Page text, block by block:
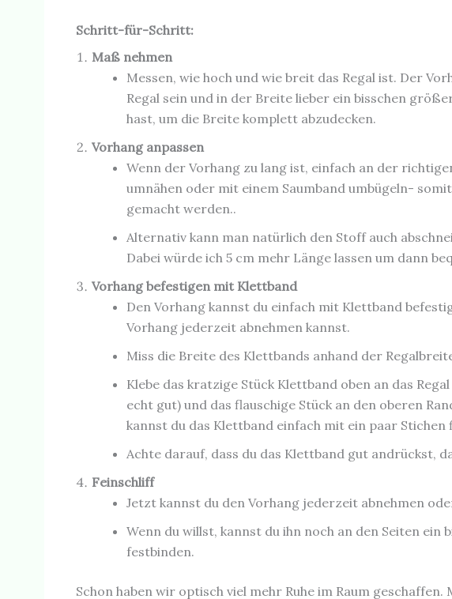
Schritt-für-Schritt:
Maß nehmen
Messen, wie hoch und wie breit das Regal ist. Der
Regal sein und in der Breite lieber ein bisschen
hast, um die Breite komplett abzudecken.
Vorhang anpassen
Wenn der Vorhang zu lang ist, einfach an der
umnähen oder mit einem Saumband umbügeln-
gemacht werden..
Alternativ kann man natürlich den Stoff auch
Dabei würde ich 5 cm mehr Länge lassen um dann
Vorhang befestigen mit Klettband
Den Vorhang kannst du einfach mit Klettband
Vorhang jederzeit abnehmen kannst.
Miss die Breite des Klettbands anhand der
Klebe das kratzige Stück Klettband oben an das
echt gut) und das flauschige Stück an den oberen
kannst du das Klettband einfach mit ein paar Stichen
Achte darauf, dass du das Klettband gut andrückst,
Feinschliff
Jetzt kannst du den Vorhang jederzeit abnehmen
Wenn du willst, kannst du ihn noch an den Seiten
festbinden.
Schon haben wir optisch viel mehr Ruhe im Raum